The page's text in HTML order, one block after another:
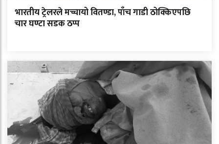
भारतीय ट्रेलरले मच्चायो वितण्डा, पाँच गाडी ठोक्किएपछि
चार घण्टा सडक ठप्प